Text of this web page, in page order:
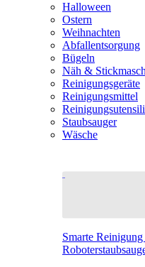
Halloween
Ostern
Weihnachten
Abfallentsorgung
Bügeln
Näh &
Reinigungsgeräte
Reinigungsmittel
Staubsauger
Wäsche
Smarte